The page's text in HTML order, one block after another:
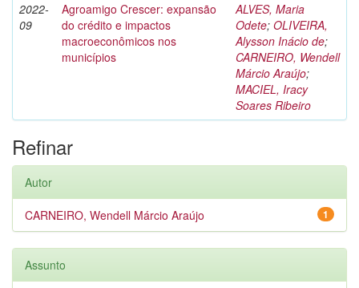
2022-
09
Agroamigo Crescer: expansão
do crédito e impactos
macroeconômicos nos
municípios
ALVES, Maria
Odete; OLIVEIRA,
Alysson Inácio de;
CARNEIRO, Wendell
Márcio Araújo;
MACIEL, Iracy
Soares Ribeiro
Refinar
Autor
1
CARNEIRO, Wendell Márcio Araújo
Assunto